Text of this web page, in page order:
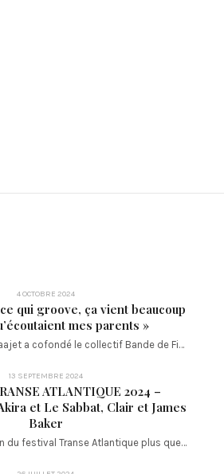
4 OCTOBRE 2024
qui groove, ça vient beaucoup
mes parents »
a cofondé le collectif Bande de Fi…
13 SEPTEMBRE 2024
ATLANTIQUE 2024 –
et Le Sabbat, Clair et James
Baker
du festival Transe Atlantique plus que…